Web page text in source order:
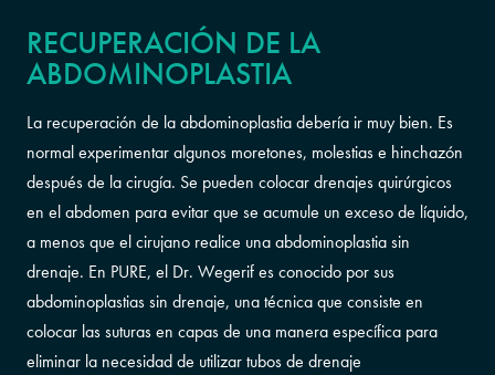
RECUPERACIÓN DE LA
ABDOMINOPLASTIA
La recuperación de la abdominoplastia debería ir muy bien. Es
normal experimentar algunos moretones, molestias e hinchazón
después de la cirugía. Se pueden colocar drenajes quirúrgicos
en el abdomen para evitar que se acumule un exceso de líquido,
a menos que el cirujano realice una abdominoplastia sin
drenaje. En PURE, el Dr. Wegerif es conocido por sus
abdominoplastias sin drenaje, una técnica que consiste en
colocar las suturas en capas de una manera específica para
eliminar la necesidad de utilizar tubos de drenaje